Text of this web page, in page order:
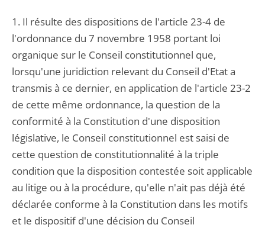
1. Il résulte des dispositions de l'article 23-4 de
l'ordonnance du 7 novembre 1958 portant loi
organique sur le Conseil constitutionnel que,
lorsqu'une juridiction relevant du Conseil d'Etat a
transmis à ce dernier, en application de l'article 23-2
de cette même ordonnance, la question de la
conformité à la Constitution d'une disposition
législative, le Conseil constitutionnel est saisi de
cette question de constitutionnalité à la triple
condition que la disposition contestée soit applicable
au litige ou à la procédure, qu'elle n'ait pas déjà été
déclarée conforme à la Constitution dans les motifs
et le dispositif d'une décision du Conseil